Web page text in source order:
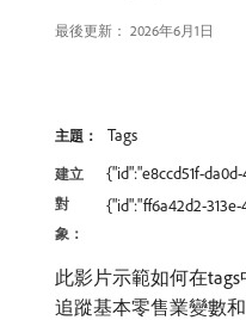
最後更新： 2026年6月1日
主題： Tags
建立
對
象：
{"id":"e8ccd51f-
{"id":"ff6a42d2-
此影片示範如何在
追蹤基本零售業變數